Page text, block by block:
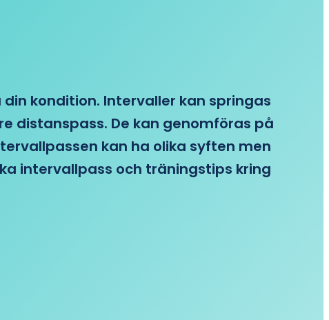
kondition. Intervaller kan springas
distanspass. De kan genomföras på
kan ha olika syften men
intervallpass och träningstips kring